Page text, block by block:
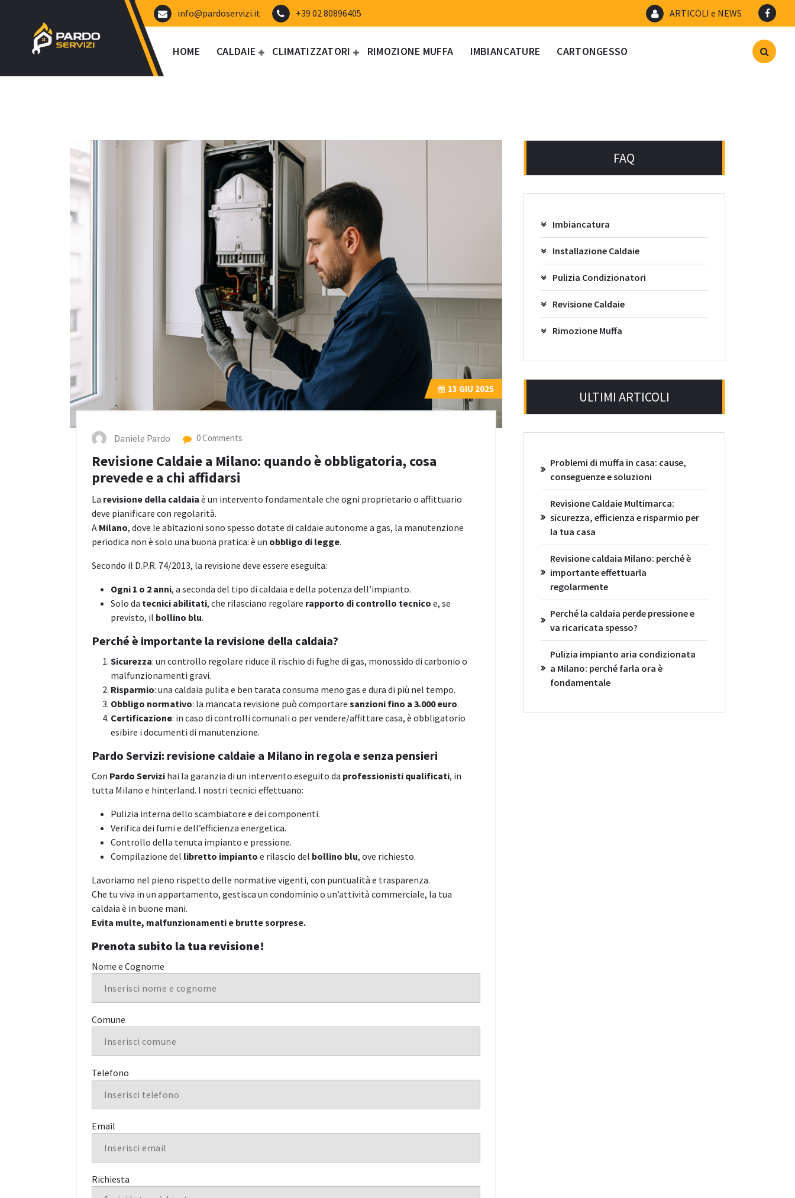
contenuto
info@pardoservizi.it +39 02 80896405 ARTICOLI e NEWS
HOME CALDAIE CLIMATIZZATORI RIMOZIONE MUFFA IMBIANCATURE CARTONGESSO
13 GIU 2025
Daniele Pardo 0 Comments
Revisione Caldaie a Milano: quando è obbligatoria, cosa
prevede e a chi affidarsi
La revisione della caldaia è un intervento fondamentale che ogni proprietario o affittuario
deve pianificare con regolarità.
A Milano, dove le abitazioni sono spesso dotate di caldaie autonome a gas, la manutenzione
periodica non è solo una buona pratica: è un obbligo di legge.
Secondo il D.P.R. 74/2013, la revisione deve essere eseguita:
Ogni 1 o 2 anni, a seconda del tipo di caldaia e della potenza dell’impianto.
Solo da tecnici abilitati, che rilasciano regolare rapporto di controllo tecnico e, se
previsto, il bollino blu.
Perché è importante la revisione della caldaia?
Sicurezza: un controllo regolare riduce il rischio di fughe di gas, monossido di carbonio o
malfunzionamenti gravi.
Risparmio: una caldaia pulita e ben tarata consuma meno gas e dura di più nel tempo.
Obbligo normativo: la mancata revisione può comportare sanzioni fino a 3.000 euro.
Certificazione: in caso di controlli comunali o per vendere/affittare casa, è obbligatorio
esibire i documenti di manutenzione.
Pardo Servizi: revisione caldaie a Milano in regola e senza pensieri
Con Pardo Servizi hai la garanzia di un intervento eseguito da professionisti qualificati, in
tutta Milano e hinterland. I nostri tecnici effettuano:
Pulizia interna dello scambiatore e dei componenti.
Verifica dei fumi e dell’efficienza energetica.
Controllo della tenuta impianto e pressione.
Compilazione del libretto impianto e rilascio del bollino blu, ove richiesto.
Lavoriamo nel pieno rispetto delle normative vigenti, con puntualità e trasparenza.
Che tu viva in un appartamento, gestisca un condominio o un’attività commerciale, la tua
caldaia è in buone mani.
Evita multe, malfunzionamenti e brutte sorprese.
Prenota subito la tua revisione!
Nome e Cognome
Comune
Telefono
Email
Richiesta
FAQ
Imbiancatura
Installazione Caldaie
Pulizia Condizionatori
Revisione Caldaie
Rimozione Muffa
ULTIMI ARTICOLI
Problemi di muffa in casa: cause,
conseguenze e soluzioni
Revisione Caldaie Multimarca:
sicurezza, efficienza e risparmio per
la tua casa
Revisione caldaia Milano: perché è
importante effettuarla
regolarmente
Perché la caldaia perde pressione e
va ricaricata spesso?
Pulizia impianto aria condizionata
a Milano: perché farla ora è
fondamentale